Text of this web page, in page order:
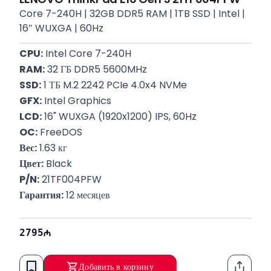
Core 7-240H | 32GB DDR5 RAM | 1TB SSD | Intel |
16″ WUXGA | 60Hz
CPU: Intel Core 7-240H
RAM: 32 ГБ DDR5 5600MHz
SSD: 1 ТБ M.2 2242 PCIe 4.0x4 NVMe
GFX: Intel Graphics
LCD: 16" WUXGA (1920x1200) IPS, 60Hz
OC: FreeDOS
Вес: 1.63 кг
Цвет: Black
P/N: 21TF004PFW
Гарантия: 12 месяцев
2795
Добавить в корзину